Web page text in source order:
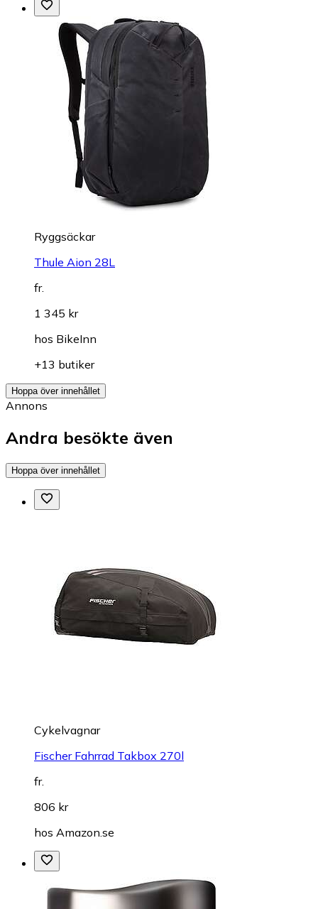
Ryggsäckar
Thule Aion 28L
fr.
1 345 kr
hos BikeInn
+13 butiker
Hoppa över innehållet
Annons
Andra besökte även
Hoppa över innehållet
Cykelvagnar
Fischer Fahrrad Takbox 270l
fr.
806 kr
hos Amazon.se